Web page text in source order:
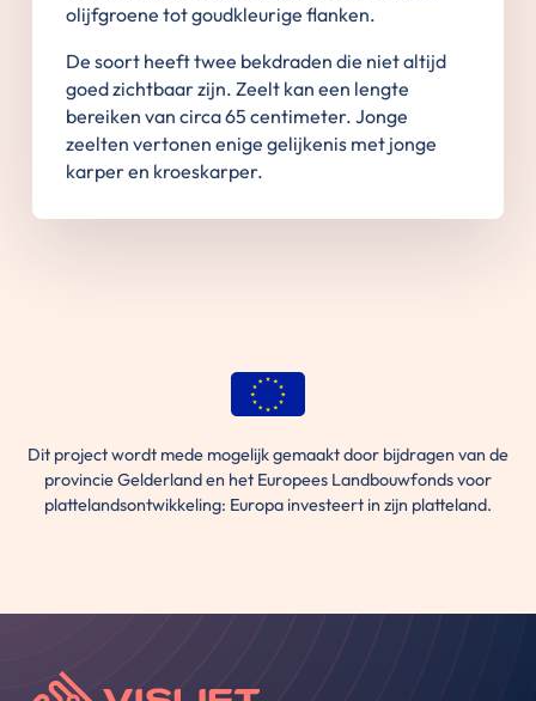
olijfgroene tot goudkleurige flanken.
De soort heeft twee bekdraden die niet altijd
goed zichtbaar zijn. Zeelt kan een lengte
bereiken van circa 65 centimeter. Jonge
zeelten vertonen enige gelijkenis met jonge
karper en kroeskarper.
Dit project wordt mede mogelijk gemaakt door bijdragen van de
provincie Gelderland en het Europees Landbouwfonds voor
plattelandsontwikkeling: Europa investeert in zijn platteland.